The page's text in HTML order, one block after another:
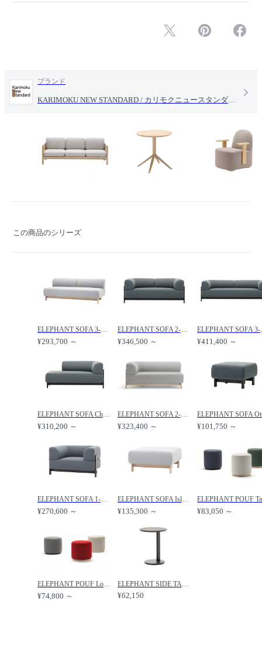
ブランド
KARIMOKU NEW STANDARD / カリモクニュースタンダード
この商品のシリーズ
ELEPHANT SOFA 3-SEATER BENCH / エレファントソファー 3人掛 肘無 /
¥293,700 ～
ELEPHANT SOFA 2-SEATER / エレファントソファー 2人掛 /
¥346,500 ～ ¥411,400 ～
ELEPHANT SOFA Chaise Longue / エレファントソファー シェーズロング /
¥310,200 ～
ELEPHANT SOFA 2-SEATER CORNER / エレファントソファー 2人掛 コーナー /
¥323,400 ～ ¥101,750 ～
ELEPHANT SOFA 1-SEATER / エレファントソファー 1人掛 /
¥270,600 ～
ELEPHANT SOFA Island / エレファントソファー アイランド /
¥135,300 ～ ¥83,050 ～
ELEPHANT POUF Lounge / エレファントプーフ ラウンジ（ロータイプ） /
¥74,800 ～
ELEPHANT SIDE TABLE / エレファント サイドテーブル /
¥62,150